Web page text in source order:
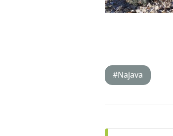
#Najava
navigation